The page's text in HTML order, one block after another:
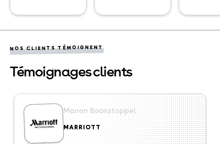
NOS CLIENTS TÉMOIGNENT
Témoignages clients
Manon Boonstoppel
MARRIOTT